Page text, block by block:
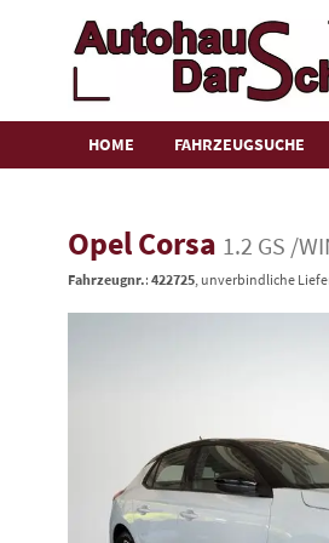
HOME FAHRZEUGSUCHE
Opel Corsa 1.2 GS /
Fahrzeugnr.: 422725 , unverbindliche